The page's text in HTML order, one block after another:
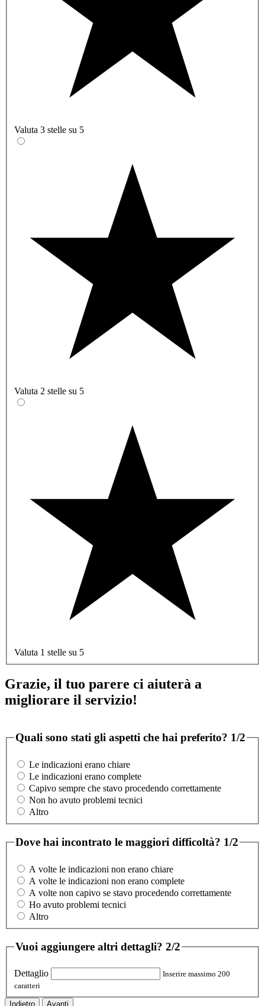
Valuta 3 stelle su 5
Valuta 2 stelle su 5
Valuta 1 stelle su 5
Grazie, il tuo parere ci aiuterà a
migliorare il servizio!
Quali sono stati gli aspetti che hai preferito? 1/2
Le indicazioni erano chiare
Le indicazioni erano complete
Capivo sempre che stavo procedendo correttamente
Non ho avuto problemi tecnici
Altro
Dove hai incontrato le maggiori difficoltà? 1/2
A volte le indicazioni non erano chiare
A volte le indicazioni non erano complete
A volte non capivo se stavo procedendo correttamente
Ho avuto problemi tecnici
Altro
Vuoi aggiungere altri dettagli? 2/2
Dettaglio
Inserire massimo 200
caratteri
Indietro Avanti